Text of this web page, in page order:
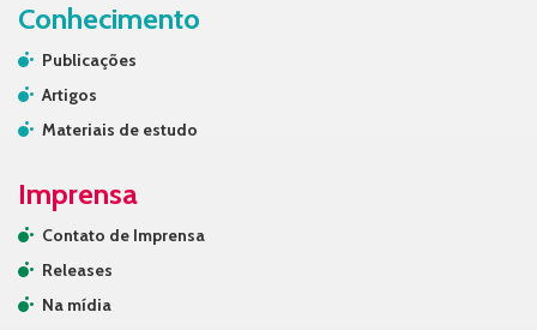
Conhecimento
Publicações
Artigos
Materiais de estudo
Imprensa
Contato de Imprensa
Releases
Na mídia